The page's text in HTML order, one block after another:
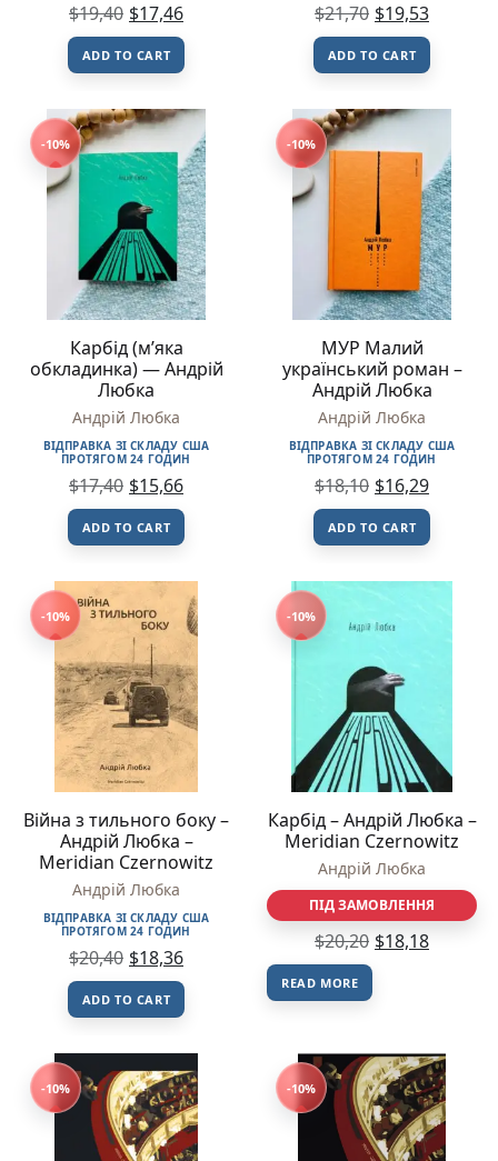
$19,40 $17,46
ADD TO CART
$21,70 $19,53
ADD TO CART
-10%
Карбід (м’яка
обкладинка) — Андрій
Любка
Андрій Любка
ВІДПРАВКА ЗІ СКЛАДУ США
ПРОТЯГОМ 24 ГОДИН
$17,40 $15,66
ADD TO CART
-10%
МУР Малий
український роман –
Андрій Любка
Андрій Любка
ВІДПРАВКА ЗІ СКЛАДУ США
ПРОТЯГОМ 24 ГОДИН
$18,10 $16,29
ADD TO CART
-10%
Війна з тильного боку –
Андрій Любка –
Meridian Czernowitz
Андрій Любка
ВІДПРАВКА ЗІ СКЛАДУ США
ПРОТЯГОМ 24 ГОДИН
$20,40 $18,36
ADD TO CART
-10%
Карбід – Андрій Любка –
Meridian Czernowitz
Андрій Любка
ПІД ЗАМОВЛЕННЯ
$20,20 $18,18
READ MORE
-10% -10%